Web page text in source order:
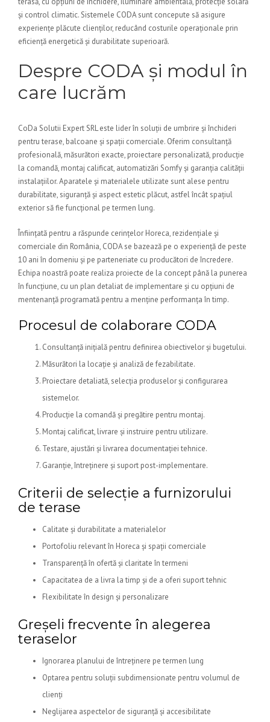
și control climatic. Sistemele CODA sunt concepute să asigure
experiențe plăcute clienților, reducând costurile operaționale prin
eficiență energetică și durabilitate superioară.
Despre CODA și modul în
care lucrăm
CoDa Solutii Expert SRL este lider în soluții de umbrire și închideri
pentru terase, balcoane și spații comerciale. Oferim consultanță
profesională, măsurători exacte, proiectare personalizată, producție
la comandă, montaj calificat, automatizări Somfy și garanția calității
instalațiilor. Aparatele și materialele utilizate sunt alese pentru
durabilitate, siguranță și aspect estetic plăcut, astfel încât spațiul
exterior să fie funcțional pe termen lung.
Înființată pentru a răspunde cerințelor Horeca, rezidențiale și
comerciale din România, CODA se bazează pe o experiență de peste
10 ani în domeniu și pe parteneriate cu producători de încredere.
Echipa noastră poate realiza proiecte de la concept până la punerea
în funcțiune, cu un plan detaliat de implementare și cu opțiuni de
mentenanță programată pentru a menține performanța în timp.
Procesul de colaborare CODA
Consultanță inițială pentru definirea obiectivelor și bugetului.
Măsurători la locație și analiză de fezabilitate.
Proiectare detaliată, selecția produselor și configurarea
sistemelor.
Producție la comandă și pregătire pentru montaj.
Montaj calificat, livrare și instruire pentru utilizare.
Testare, ajustări și livrarea documentației tehnice.
Garanție, întreținere și suport post-implementare.
Criterii de selecție a furnizorului
de terase
Calitate și durabilitate a materialelor
Portofoliu relevant în Horeca și spații comerciale
Transparență în ofertă și claritate în termeni
Capacitatea de a livra la timp și de a oferi suport tehnic
Flexibilitate în design și personalizare
Greșeli frecvente în alegerea
teraselor
Ignorarea planului de întreținere pe termen lung
Optarea pentru soluții subdimensionate pentru volumul de
clienți
Neglijarea aspectelor de siguranță și accesibilitate